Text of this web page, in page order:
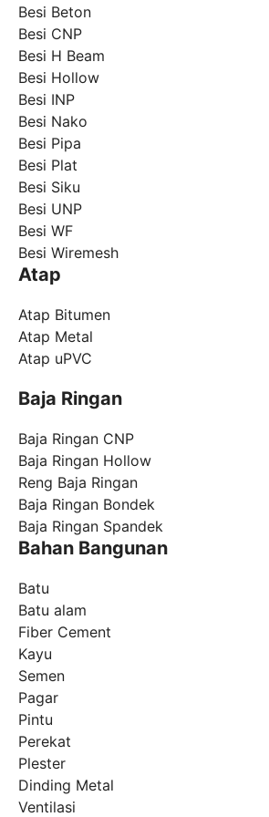
Besi Beton
Besi CNP
Besi H Beam
Besi Hollow
Besi INP
Besi Nako
Besi Pipa
Besi Plat
Besi Siku
Besi UNP
Besi WF
Besi Wiremesh
Atap
Atap Bitumen
Atap Metal
Atap uPVC
Baja Ringan
Baja Ringan CNP
Baja Ringan Hollow
Reng Baja Ringan
Baja Ringan Bondek
Baja Ringan Spandek
Bahan Bangunan
Batu
Batu alam
Fiber Cement
Kayu
Semen
Pagar
Pintu
Perekat
Plester
Dinding Metal
Ventilasi